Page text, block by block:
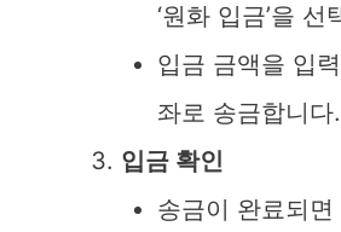
‘원화 입금’을 선
입금 금액을 입
좌로 송금합니다.
입금 확인
송금이 완료되